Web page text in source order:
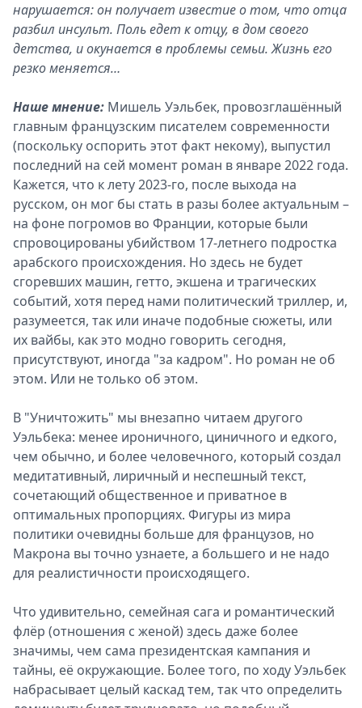
нарушается: он получает известие о том, что отца
разбил инсульт. Поль едет к отцу, в дом своего
детства, и окунается в проблемы семьи. Жизнь его
резко меняется…
Наше мнение: Мишель Уэльбек, провозглашённый
главным французским писателем современности
(поскольку оспорить этот факт некому), выпустил
последний на сей момент роман в январе 2022 года.
Кажется, что к лету 2023-го, после выхода на
русском, он мог бы стать в разы более актуальным –
на фоне погромов во Франции, которые были
спровоцированы убийством 17-летнего подростка
арабского происхождения. Но здесь не будет
сгоревших машин, гетто, экшена и трагических
событий, хотя перед нами политический триллер, и,
разумеется, так или иначе подобные сюжеты, или
их вайбы, как это модно говорить сегодня,
присутствуют, иногда "за кадром". Но роман не об
этом. Или не только об этом.
В "Уничтожить" мы внезапно читаем другого
Уэльбека: менее ироничного, циничного и едкого,
чем обычно, и более человечного, который создал
медитативный, лиричный и неспешный текст,
сочетающий общественное и приватное в
оптимальных пропорциях. Фигуры из мира
политики очевидны больше для французов, но
Макрона вы точно узнаете, а большего и не надо
для реалистичности происходящего.
Что удивительно, семейная сага и романтический
флёр (отношения с женой) здесь даже более
значимы, чем сама президентская кампания и
тайны, её окружающие. Более того, по ходу Уэльбек
набрасывает целый каскад тем, так что определить